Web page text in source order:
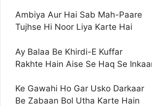
Ambiya Aur Hai Sab Mah-Paare
Tujhse Hi Noor Liya Karte Hai
Ay Balaa Be Khirdi-E Kuffar
Rakhte Hain Aise Se Haq Se
Ke Gawahi Ho Gar Usko Darkaar
Be Zabaan Bol Utha Karte Hain